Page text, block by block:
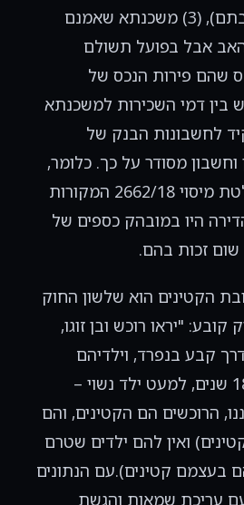
עקב פטירת האם-בתם), (3) משכנתא שאמנם
אבל בפועל תשולם
שהם פירות הנכס של
בין דמי השכירות למשכנתא
לחשבונות הבנק של
וחשבון מסודר על כך. כלומר,
בניגוד למצב בהחלטת מיסוי 2662/18 המקורות
היו במובהק כספים של
שום זכות בהם.
הקטינים הוא שלשון החוק
"יראו רוכש ובן זוגו,
קבע בנפרד, וילדיהם
שטרם מלאו להם 18 שנים, למעט ילד נשוי –
הרוכשים הם הקטינים, והם
ואין להם ילדים שטרם
18 (כי הם בעצמם קטינים).עם הנתונים
עריכת שמאות והגשת